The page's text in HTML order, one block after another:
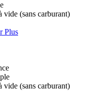
vide (sans carburant)
Plus
vide (sans carburant)